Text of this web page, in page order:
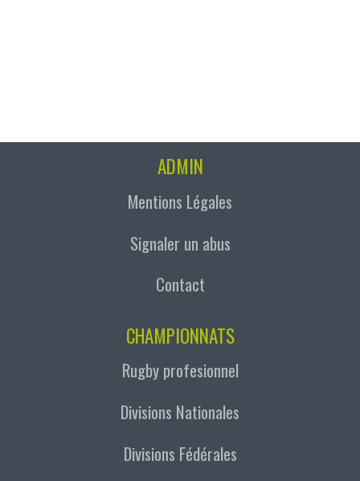
ADMIN
Mentions Légales
Signaler un abus
Contact
CHAMPIONNATS
Rugby profesionnel
Divisions Nationales
Divisions Fédérales